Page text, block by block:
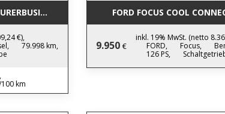
€),
79.998 km,
km
FORD FOCUS COOL
9.950 €
inkl. 19% MwSt. (netto
FORD,
Focus,
126 PS,